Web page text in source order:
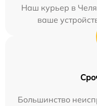
Наш курьер в
ваше
Большинство